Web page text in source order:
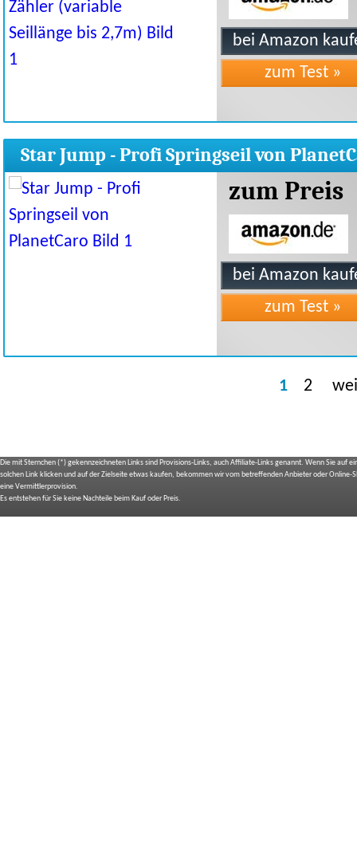
Star Jump - Profi Springseil von
zum Preis
1 2
Die mit Sternchen (*) gekennzeichneten Links sind Provisions-Links, auch Affiliate-Links genannt. Wenn Sie auf
solchen Link klicken und auf der Zielseite etwas kaufen, bekommen wir vom betreffenden Anbieter oder Online-
eine Vermittlerprovision.
Es entstehen für Sie keine Nachteile beim Kauf oder Preis.